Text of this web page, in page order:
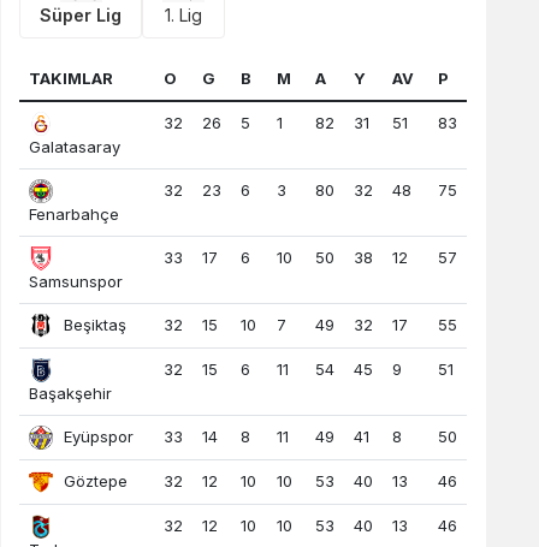
Süper Lig 1. Lig
TAKIMLAR O G B M A Y AV P
Galatasaray
32 26 5 1 82 31 51 83
Fenarbahçe
32 23 6 3 80 32 48 75
Samsunspor
33 17 6 10 50 38 12 57
Beşiktaş 32 15 10 7 49 32 17 55
Başakşehir
32 15 6 11 54 45 9 51
Eyüpspor 33 14 8 11 49 41 8 50
Göztepe 32 12 10 10 53 40 13 46
32 12 10 10 53 40 13 46